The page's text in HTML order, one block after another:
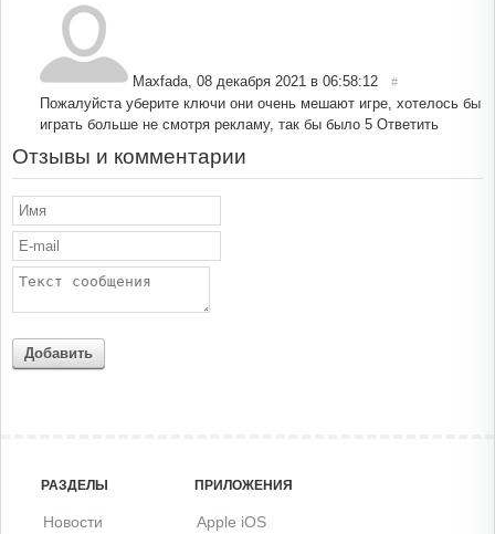
Maxfada 08 декабря 2021 в 06:58:12 #
Пожалуйста уберите ключи они очень мешают игре, хотелось бы
играть больше не смотря рекламу, так бы было 5 Ответить
Отзывы и комментарии
Добавить
РАЗДЕЛЫ
Новости
ПРИЛОЖЕНИЯ
Apple iOS